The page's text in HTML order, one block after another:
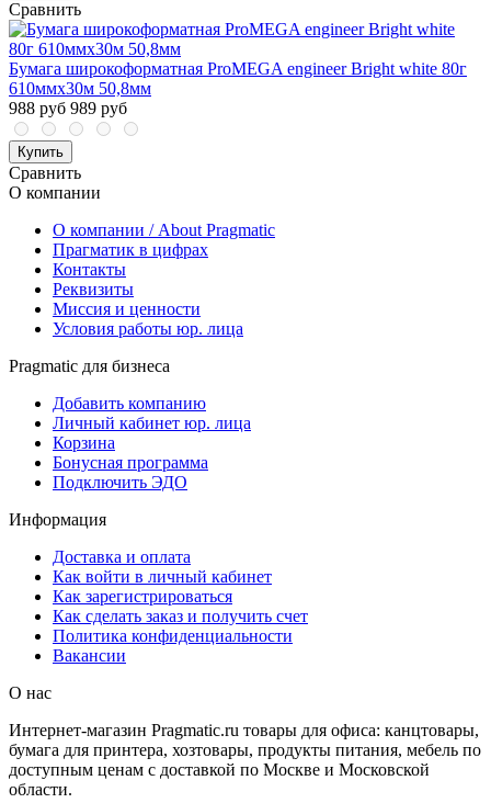
Сравнить
Бумага широкоформатная ProMEGA engineer Bright white 80г
610ммх30м 50,8мм
988 руб 989 руб
Купить
Сравнить
О компании
О компании / About Pragmatic
Прагматик в цифрах
Контакты
Реквизиты
Миссия и ценности
Условия работы юр. лица
Pragmatic для бизнеса
Добавить компанию
Личный кабинет юр. лица
Корзина
Бонусная программа
Подключить ЭДО
Информация
Доставка и оплата
Как войти в личный кабинет
Как зарегистрироваться
Как сделать заказ и получить счет
Политика конфиденциальности
Вакансии
О нас
Интернет-магазин Pragmatic.ru товары для офиса: канцтовары,
бумага для принтера, хозтовары, продукты питания, мебель по
доступным ценам с доставкой по Москве и Московской
области.